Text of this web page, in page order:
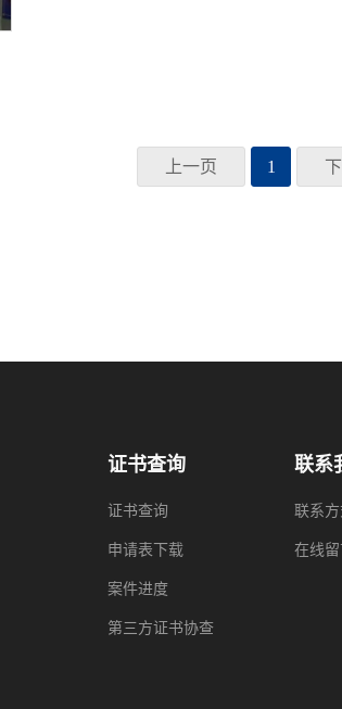
上一页 1
证书查询
证书查询
申请表下载
案件进度
第三方证书协查
联系
联系
在线